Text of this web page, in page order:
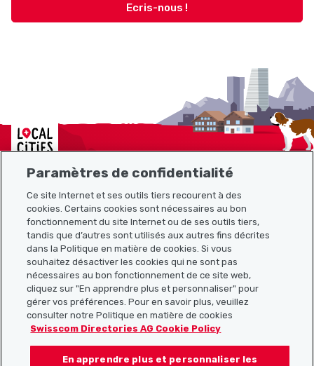
Ecris-nous !
Localcities
Plan du site
Liens utiles
Télécharger l’application Localcities
Paramètres de confidentialité
Ce site Internet et ses outils tiers recourent à des
cookies. Certains cookies sont nécessaires au bon
fonctionnement du site Internet ou de ses outils tiers,
tandis que d’autres sont utilisés aux autres fins décrites
dans la Politique en matière de cookies. Si vous
souhaitez désactiver les cookies qui ne sont pas
nécessaires au bon fonctionnement de ce site web,
cliquez sur "En apprendre plus et personnaliser" pour
gérer vos préférences. Pour en savoir plus, veuillez
consulter notre Politique en matière de cookies
Swisscom Directories AG Cookie Policy
En apprendre plus et personnaliser les